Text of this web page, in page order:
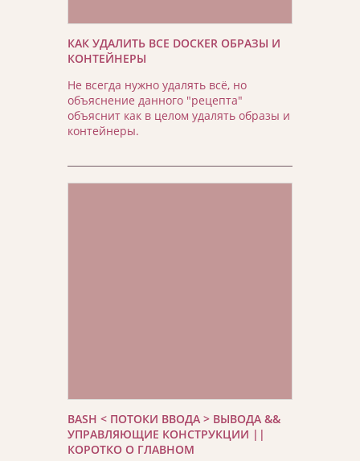
КАК УДАЛИТЬ ВСЕ DOCKER ОБРАЗЫ И
КОНТЕЙНЕРЫ
Не всегда нужно удалять всё, но
объяснение данного "рецепта"
объяснит как в целом удалять образы и
контейнеры.
BASH < ПОТОКИ ВВОДА > ВЫВОДА &&
УПРАВЛЯЮЩИЕ КОНСТРУКЦИИ ||
КОРОТКО О ГЛАВНОМ